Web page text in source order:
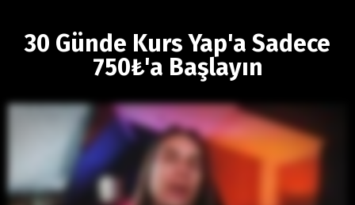
30 Günde Kurs Yap'a Sadece
750₺'a Başlayın